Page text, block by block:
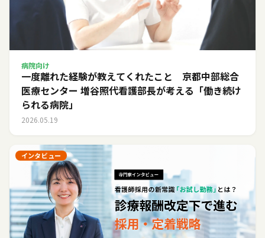
病院向け
一度離れた経験が教えてくれたこと 京都中部総合
医療センター 増谷照代看護部長が考える「働き続け
られる病院」
2026.05.19
インタビュー